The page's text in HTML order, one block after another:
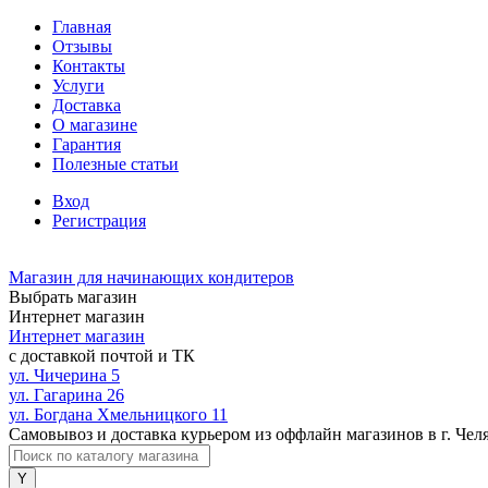
Главная
Отзывы
Контакты
Услуги
Доставка
О магазине
Гарантия
Полезные статьи
Вход
Регистрация
Магазин для начинающих кондитеров
Выбрать магазин
Интернет магазин
Интернет магазин
с доставкой почтой и ТК
ул. Чичерина 5
ул. Гагарина 26
ул. Богдана Хмельницкого 11
Самовывоз и доставка курьером из оффлайн магазинов в г.